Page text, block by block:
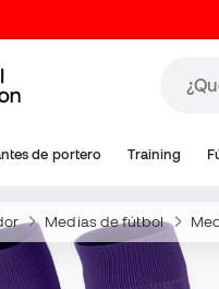
de portero Training
Medias de fútbol